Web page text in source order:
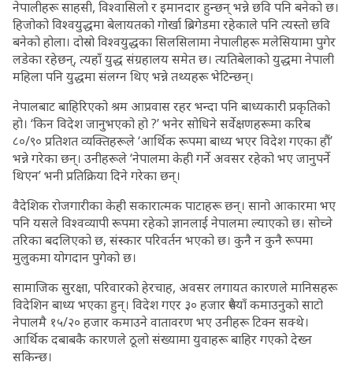
नेपालीहरू साहसी, विश्वासिलो र इमानदार हुन्छन् भन्ने छवि पनि बनेको छ।
हिजोको विश्वयुद्धमा बेलायतको गोर्खा ब्रिगेडमा रहेकाले पनि त्यस्तो छवि
बनेको होला। दोस्रो विश्वयुद्धका सिलसिलामा नेपालीहरू मलेसियामा पुगेर
लडेका रहेछन्, त्यहाँ युद्ध संग्रहालय समेत छ। त्यतिबेलाको युद्धमा नेपाली
महिला पनि युद्धमा संलग्न थिए भन्ने तथ्यहरू भेटिन्छन्।
नेपालबाट बाहिरिएको श्रम आप्रवास रहर भन्दा पनि बाध्यकारी प्रकृतिको
हो। ‘किन विदेश जानुभएको हो ?’ भनेर सोधिने सर्वेक्षणहरूमा करिब
८०/९० प्रतिशत व्यक्तिहरूले ‘आर्थिक रूपमा बाध्य भएर विदेश गएका हौं’
भन्ने गरेका छन्। उनीहरूले ‘नेपालमा केही गर्ने अवसर रहेको भए जानुपर्ने
थिएन’ भनी प्रतिक्रिया दिने गरेका छन्।
वैदेशिक रोजगारीका केही सकारात्मक पाटाहरू छन्। सानो आकारमा भए
पनि यसले विश्वव्यापी रूपमा रहेको ज्ञानलाई नेपालमा ल्याएको छ। सोच्ने
तरिका बदलिएको छ, संस्कार परिवर्तन भएको छ। कुनै न कुनै रूपमा
मुलुकमा योगदान पुगेको छ।
सामाजिक सुरक्षा, परिवारको हेरचाह, अवसर लगायत कारणले मानिसहरू
विदेशिन बाध्य भएका हुन्। विदेश गएर ३० हजार रुपैयाँ कमाउनुको साटो
नेपालमै १५/२० हजार कमाउने वातावरण भए उनीहरू टिक्न सक्थे।
आर्थिक दबाबकै कारणले ठूलो संख्यामा युवाहरू बाहिर गएको देख्न
सकिन्छ।